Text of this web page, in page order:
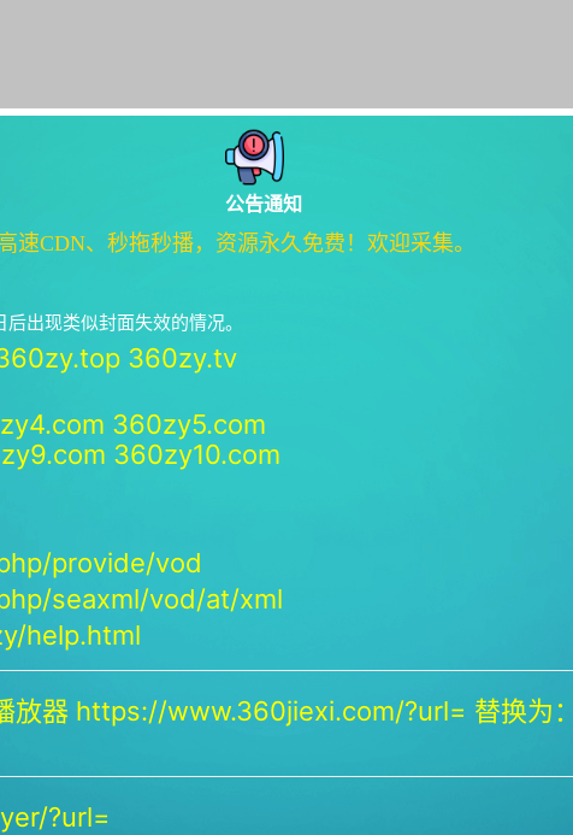
公告通知
CDN、秒拖秒播，资源永久免费！欢迎采集。
出现类似封面失效的情况。
360zy.tv
360zy5.com
360zy10.com
provide/vod
seaxml/vod/at/xml
help.html
放器 https://www.360jiexi.com/?url= 替换
?url=